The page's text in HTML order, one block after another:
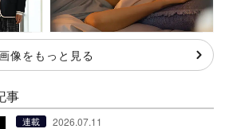
像をもっと見る
事
連載 2026.07.11